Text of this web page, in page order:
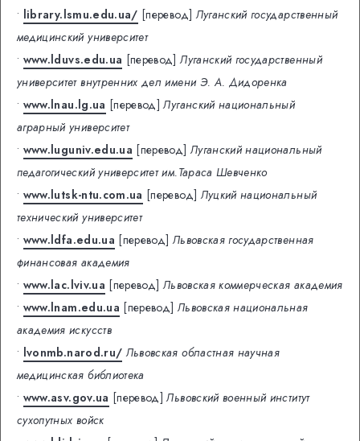
• library.lsmu.edu.ua/ [перевод] Луганский государственный
медицинский университет
• www.lduvs.edu.ua [перевод] Луганский государственный
университет внутренних дел имени Э. А. Дидоренка
• www.lnau.lg.ua [перевод] Луганский национальный
аграрный университет
• www.luguniv.edu.ua [перевод] Луганский национальный
педагогический университет им.Тараса Шевченко
• www.lutsk-ntu.com.ua [перевод] Луцкий национальный
технический университет
• www.ldfa.edu.ua [перевод] Львовская государственная
финансовая академия
• www.lac.lviv.ua [перевод] Львовская коммерческая академия
• www.lnam.edu.ua [перевод] Львовская национальная
академия искусств
• lvonmb.narod.ru/ Львовская областная научная
медицинская библиотека
• www.asv.gov.ua [перевод] Львовский военный институт
сухопутных войск